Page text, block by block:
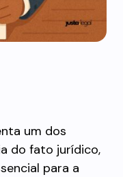
um dos
do fato jurídico,
para a